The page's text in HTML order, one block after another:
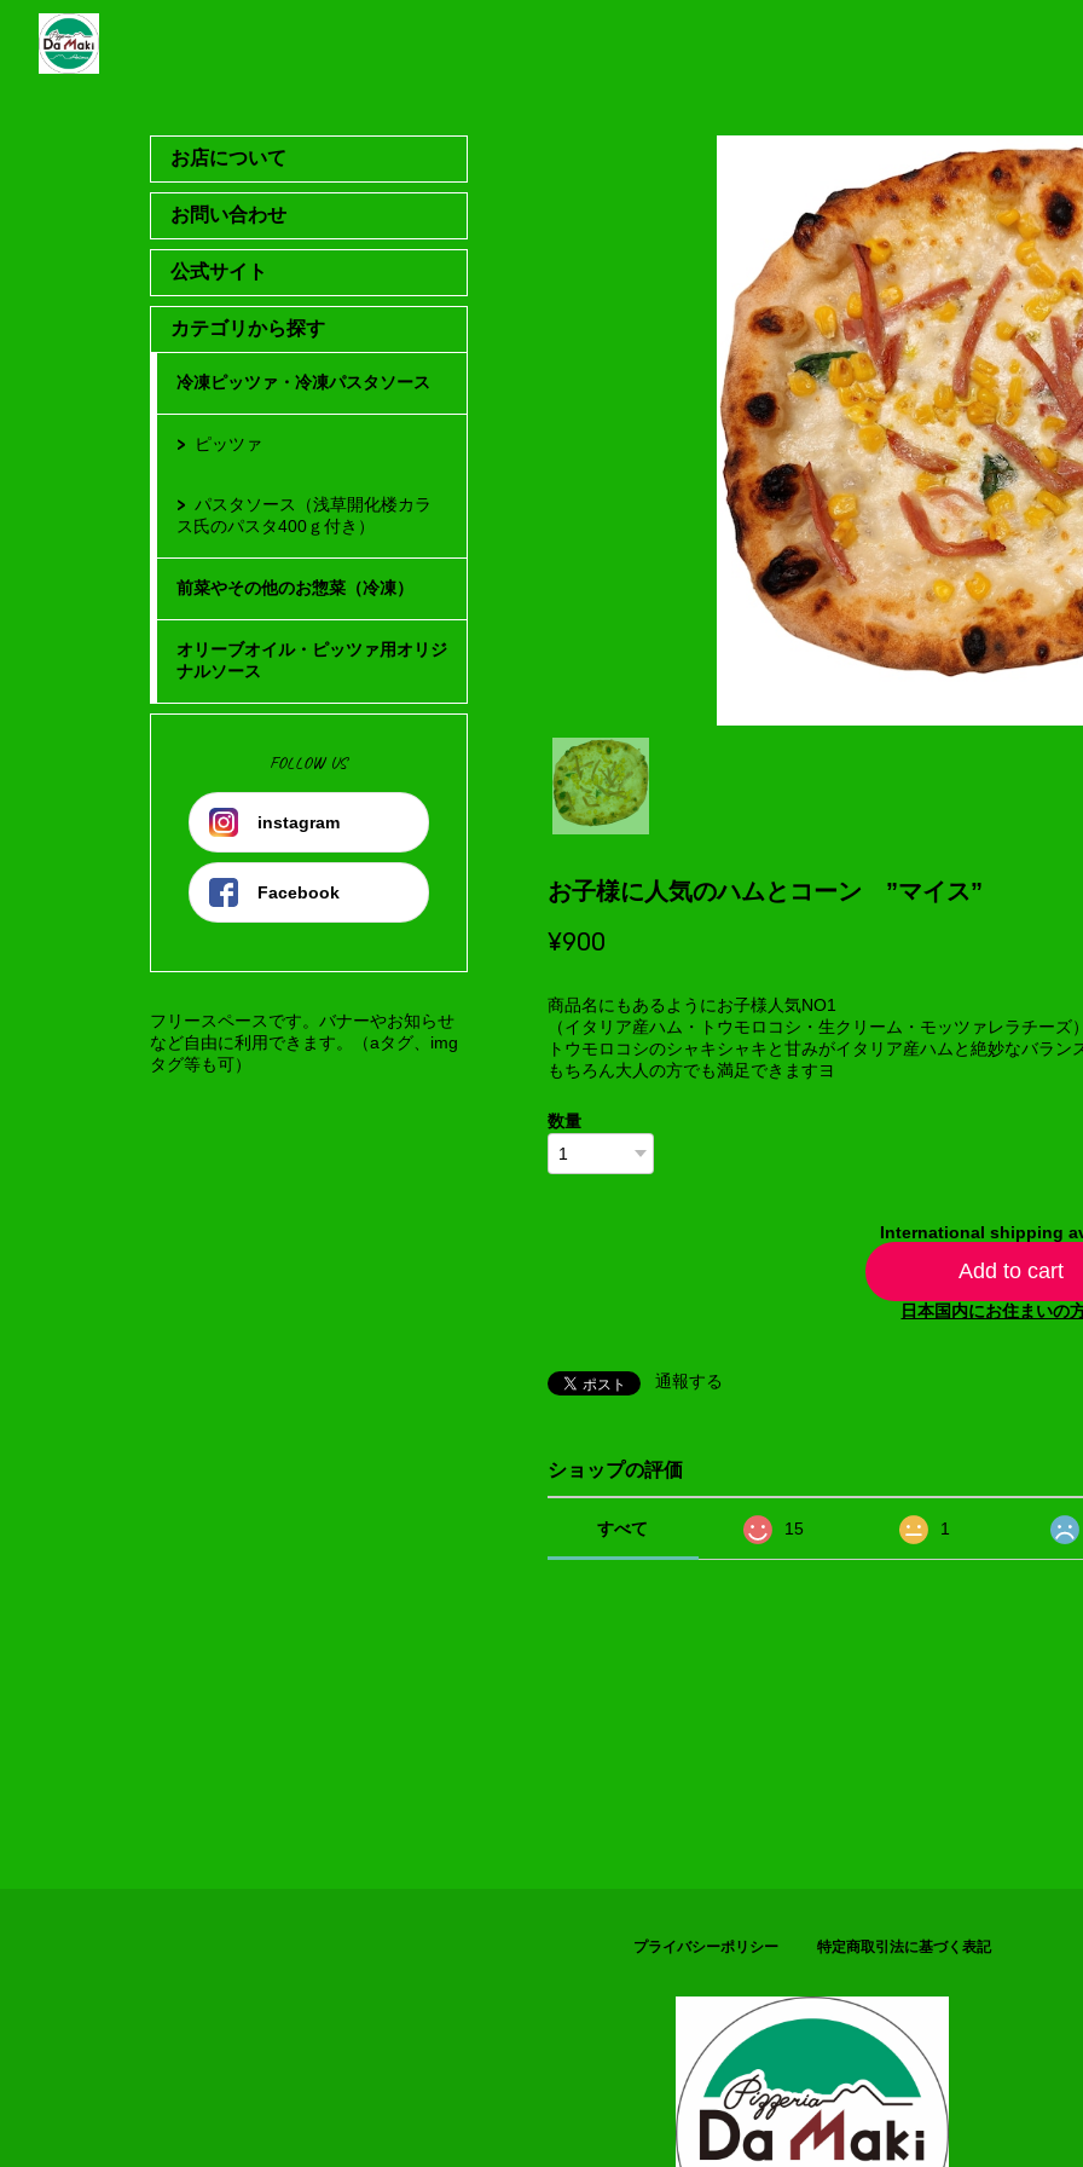
お店について
お問い合わせ
公式サイト
カテゴリから探す
冷凍ピッツァ・冷凍パスタソース
ピッツァ
パスタソース（浅草開化楼カラ
ス氏のパスタ400ｇ付き）
前菜やその他のお惣菜（冷凍）
オリーブオイル・ピッツァ用オリジ
ナルソース
FOLLOW US
instagram
Facebook
フリースペースです。バナーやお知らせ
など自由に利用できます。（aタグ、img
タグ等も可）
お子様に人気のハムとコーン ”マイス”
¥900
商品名にもあるようにお子様人気NO1
（イタリア産ハム・トウモロコシ・生クリーム・モッツァレラチーズ）
トウモロコシのシャキシャキと甘みがイタリア産ハムと絶妙なバラン
もちろん大人の方でも満足できますヨ
数量
International shipping
Add to cart
日本国内にお住まいの
通報する
ショップの評価
すべて 15 1
プライバシーポリシー 特定商取引法に基づく表記